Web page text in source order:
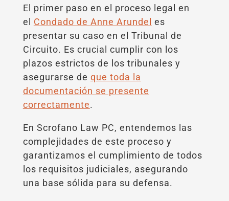
El primer paso en el proceso legal en
el Condado de Anne Arundel es
presentar su caso en el Tribunal de
Circuito. Es crucial cumplir con los
plazos estrictos de los tribunales y
asegurarse de que toda la
documentación se presente
correctamente.
En Scrofano Law PC, entendemos las
complejidades de este proceso y
garantizamos el cumplimiento de todos
los requisitos judiciales, asegurando
una base sólida para su defensa.